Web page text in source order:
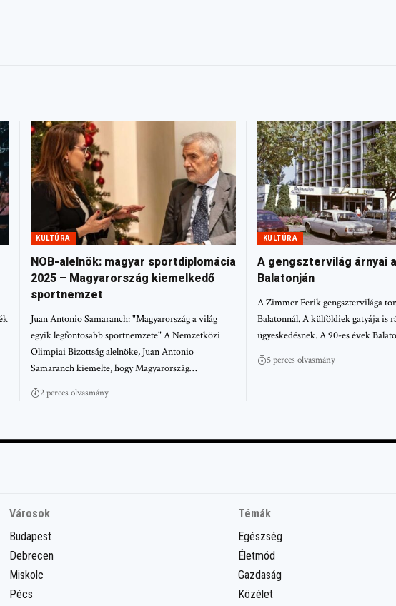
KULTÚRA
NOB-alelnök: magyar sportdiplomácia
2025 – Magyarország kiemelkedő
sportnemzet
Juan Antonio Samaranch: "Magyarország a világ
egyik legfontosabb sportnemzete" A Nemzetközi
Olimpiai Bizottság alelnöke, Juan Antonio
Samaranch kiemelte, hogy Magyarország…
2 perces olvasmány
KULTÚRA
A gengsztervilág árnyai
Balatonján
A Zimmer Ferik gengsztervilága
Balatonnál. A külföldiek gatyája is
ügyeskedésnek. A 90-es évek
5 perces olvasmány
Városok
Budapest
Debrecen
Miskolc
Pécs
Témák
Egészség
Életmód
Gazdaság
Közélet